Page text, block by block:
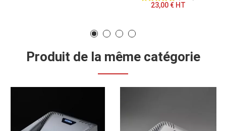
23,00 € HT
Produit de la même catégorie